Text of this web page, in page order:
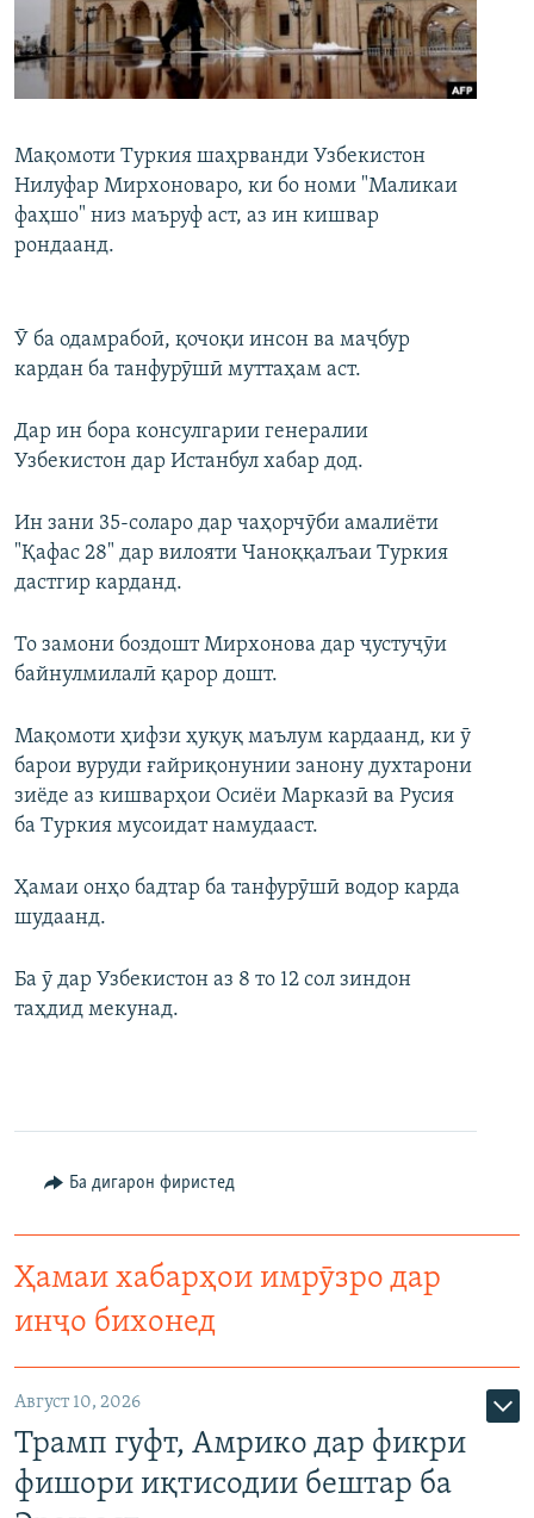
ГУЗОРИШҲОИ РАДИОӢ
Русский
Мақомоти Туркия шаҳрванди Узбекистон
Нилуфар Мирхоноваро, ки бо номи "Маликаи
фаҳшо" низ маъруф аст, аз ин кишвар
рондаанд.
Ӯ ба одамрабоӣ, қочоқи инсон ва маҷбур
кардан ба танфурӯшӣ муттаҳам аст.
Дар ин бора консулгарии генералии
Узбекистон дар Истанбул хабар дод.
Ин зани 35-соларо дар чаҳорчӯби амалиёти
"Қафас 28" дар вилояти Чаноққалъаи Туркия
дастгир карданд.
То замони боздошт Мирхонова дар ҷустуҷӯи
байнулмилалӣ қарор дошт.
Мақомоти ҳифзи ҳуқуқ маълум кардаанд, ки ӯ
барои вуруди ғайриқонунии занону духтарони
зиёде аз кишварҳои Осиёи Марказӣ ва Русия
ба Туркия мусоидат намудааст.
Ҳамаи онҳо бадтар ба танфурӯшӣ водор карда
шудаанд.
Ба ӯ дар Узбекистон аз 8 то 12 сол зиндон
таҳдид мекунад.
Ба дигарон фиристед
Ҳамаи хабарҳои имрӯзро дар
инҷо бихонед
Август 10, 2026
Трамп гуфт, Амрико дар фикри
фишори иқтисодии бештар ба